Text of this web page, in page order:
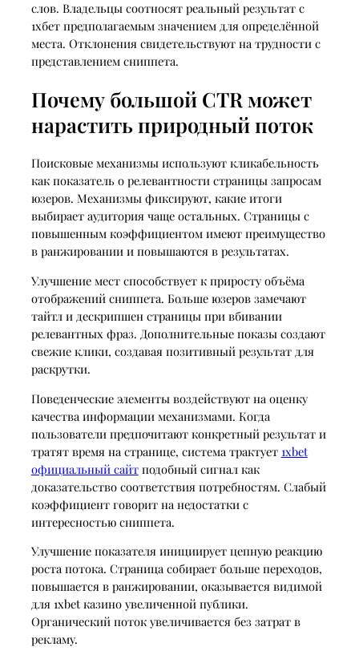
слов. Владельцы соотносят реальный результат с
1хбет предполагаемым значением для определённой
места. Отклонения свидетельствуют на трудности с
представлением сниппета.
Почему большой CTR может
нарастить природный поток
Поисковые механизмы используют кликабельность
как показатель о релевантности страницы запросам
юзеров. Механизмы фиксируют, какие итоги
выбирает аудитория чаще остальных. Страницы с
повышенным коэффициентом имеют преимущество
в ранжировании и повышаются в результатах.
Улучшение мест способствует к приросту объёма
отображений сниппета. Больше юзеров замечают
тайтл и дескрипшен страницы при вбивании
релевантных фраз. Дополнительные показы создают
свежие клики, создавая позитивный результат для
раскрутки.
Поведенческие элементы воздействуют на оценку
качества информации механизмами. Когда
пользователи предпочитают конкретный результат и
тратят время на странице, система трактует 1xbet
официальный сайтподобный сигнал как
доказательство соответствия потребностям. Слабый
коэффициент говорит на недостатки с
интересностью сниппета.
Улучшение показателя инициирует цепную реакцию
роста потока. Страница собирает больше переходов,
повышается в ранжировании, оказывается видимой
для 1xbet казино увеличенной публики.
Органический поток увеличивается без затрат в
рекламу.